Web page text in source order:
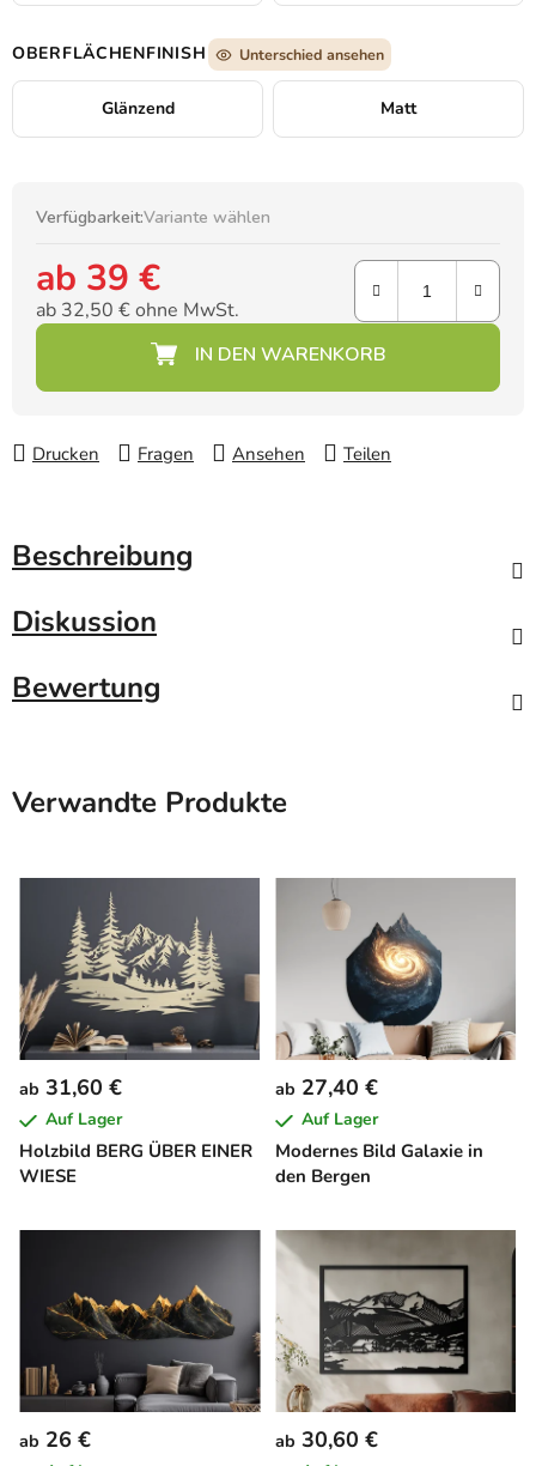
OBERFLÄCHENFINISH Unterschied ansehen
Glänzend Matt
Verfügbarkeit:Variante wählen
ab 39 €
ab 32,50 €ohne MwSt.
Drucken Fragen Ansehen Teilen
Beschreibung
Diskussion
Bewertung
Verwandte Produkte
Holzbild BERG ÜBER EINER
WIESE
ab 31,60 €
Auf Lager
Modernes Bild Galaxie in
den Bergen
ab 27,40 €
Auf Lager
ab 26 € ab 30,60 €